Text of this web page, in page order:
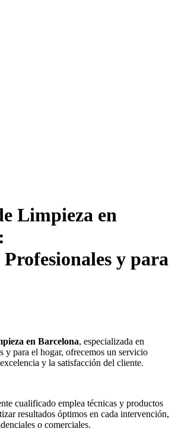
Limpieza en
y para
en Barcelona, especializada en
y para el hogar, ofrecemos un servicio
y la satisfacción del cliente.
cualificado emplea técnicas y productos
resultados óptimos en cada intervención,
o comerciales.